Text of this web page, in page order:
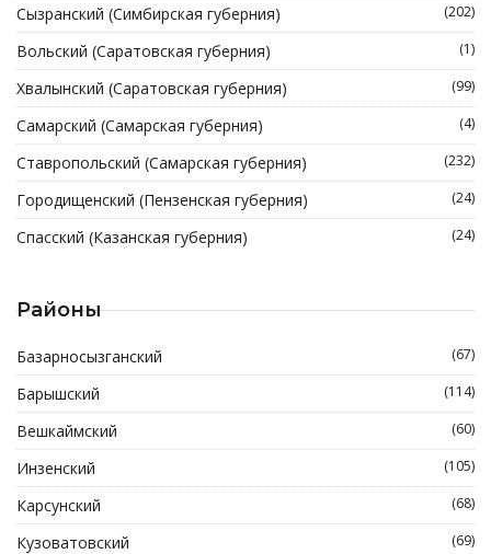
Сызранский (Симбирская губерния) (202)
Вольский (Саратовская губерния) (1)
Хвалынский (Саратовская губерния) (99)
Самарский (Самарская губерния) (4)
Ставропольский (Самарская губерния) (232)
Городищенский (Пензенская губерния) (24)
Спасский (Казанская губерния) (24)
Районы
Базарносызганский (67)
Барышский (114)
Вешкаймский (60)
Инзенский (105)
Карсунский (68)
Кузоватовский (69)